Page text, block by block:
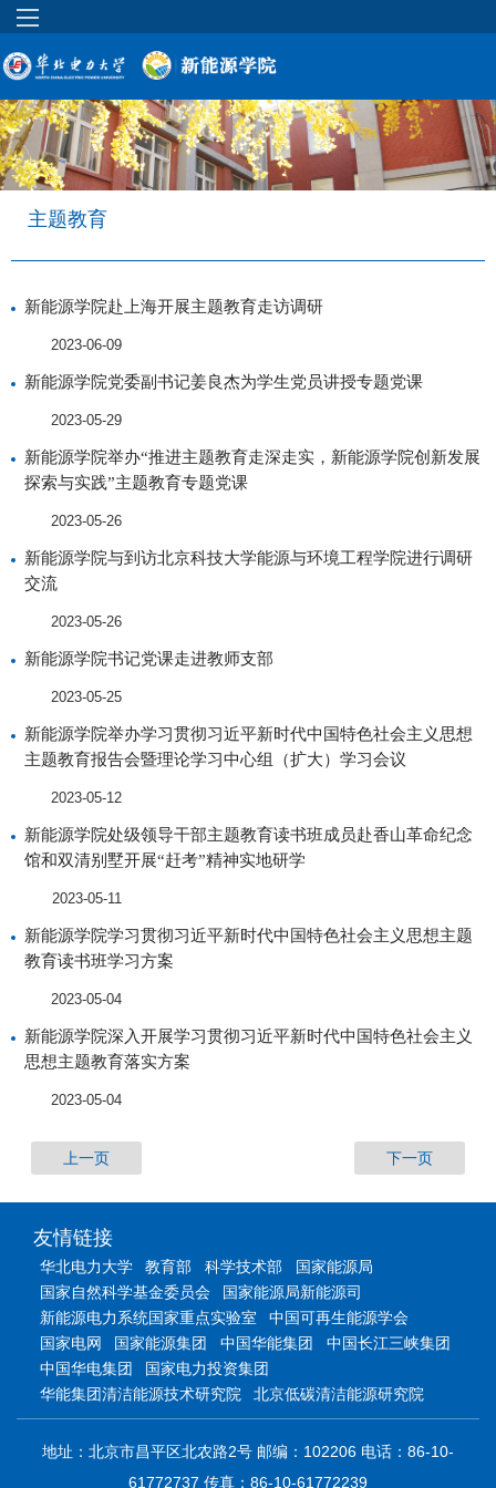
主题教育
新能源学院赴上海开展主题教育走访调研
2023-06-09
新能源学院党委副书记姜良杰为学生党员讲授专题党课
2023-05-29
新能源学院举办“推进主题教育走深走实，新能源学院创新发展
探索与实践”主题教育专题党课
2023-05-26
新能源学院与到访北京科技大学能源与环境工程学院进行调研
交流
2023-05-26
新能源学院书记党课走进教师支部
2023-05-25
新能源学院举办学习贯彻习近平新时代中国特色社会主义思想
主题教育报告会暨理论学习中心组（扩大）学习会议
2023-05-12
新能源学院处级领导干部主题教育读书班成员赴香山革命纪念
馆和双清别墅开展“赶考”精神实地研学
2023-05-11
新能源学院学习贯彻习近平新时代中国特色社会主义思想主题
教育读书班学习方案
2023-05-04
新能源学院深入开展学习贯彻习近平新时代中国特色社会主义
思想主题教育落实方案
2023-05-04
上一页 下一页
友情链接
华北电力大学 教育部 科学技术部
国家能源局
国家自然科学基金委员会
国家能源局新能源司
新能源电力系统国家重点实验室
中国可再生能源学会
国家电网
国家能源集团 中国华能集团
中国长江三峡集团
中国华电集团
国家电力投资集团
华能集团清洁能源技术研究院
北京低碳清洁能源研究院
地址：北京市昌平区北农路2号 邮编：102206 电话：86-10-
61772737 传真：86-10-61772239